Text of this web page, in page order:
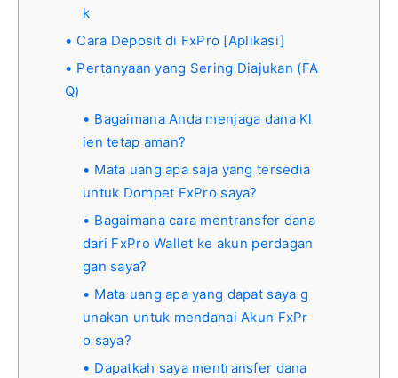
k
Cara Deposit di FxPro [Aplikasi]
Pertanyaan yang Sering Diajukan (FA
Q)
Bagaimana Anda menjaga dana Kl
ien tetap aman?
Mata uang apa saja yang tersedia
untuk Dompet FxPro saya?
Bagaimana cara mentransfer dana
dari FxPro Wallet ke akun perdagan
gan saya?
Mata uang apa yang dapat saya g
unakan untuk mendanai Akun FxPr
o saya?
Dapatkah saya mentransfer dana